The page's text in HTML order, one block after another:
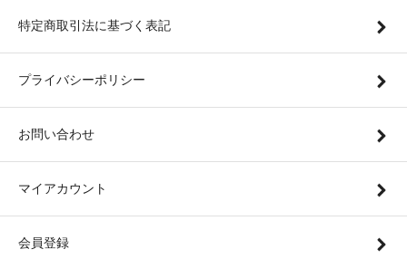
特定商取引法に基づく表記
プライバシーポリシー
お問い合わせ
マイアカウント
会員登録